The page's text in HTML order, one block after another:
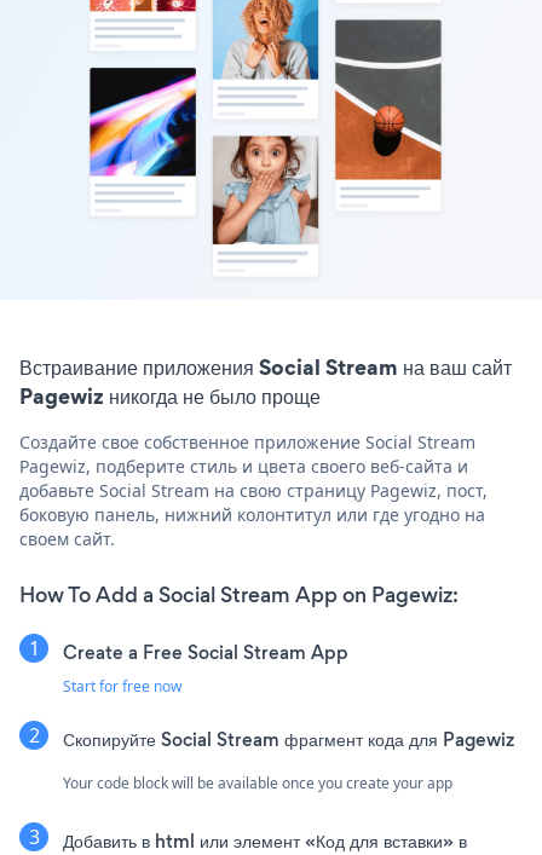
Встраивание приложения Social Stream на ваш сайт
Pagewiz никогда не было проще
Создайте свое собственное приложение Social Stream
Pagewiz, подберите стиль и цвета своего веб-сайта и
добавьте Social Stream на свою страницу Pagewiz, пост,
боковую панель, нижний колонтитул или где угодно на
своем сайт.
How To Add a Social Stream App on Pagewiz:
Create a Free Social Stream App
Start for free now
Скопируйте Social Stream фрагмент кода для Pagewiz
Your code block will be available once you create your app
Добавить в html или элемент «Код для вставки» в